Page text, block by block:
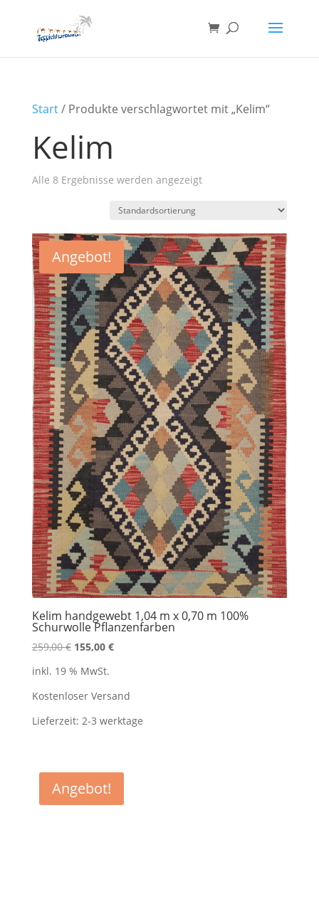
Start/ Produkte verschlagwortet mit „Kelim“
Kelim
Alle 8 Ergebnisse werden angezeigt
Angebot!
Kelim handgewebt 1,04 m x 0,70 m 100%
Schurwolle Pflanzenfarben
259,00€ Ursprünglicher
war:
259,00 €
155,00 €Aktueller
155,00 €.
inkl. 19 % MwSt.
Kostenloser Versand
Lieferzeit: 2-3 werktage
Angebot!